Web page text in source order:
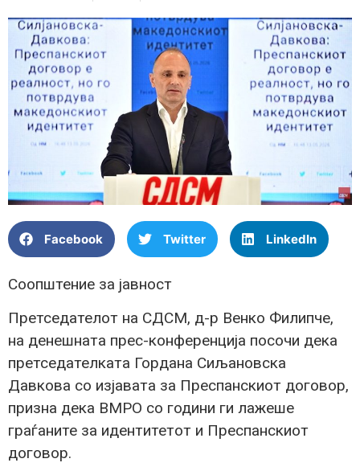
Facebook Twitter LinkedIn
Соопштение за јавност
Претседателот на СДСМ, д-р Венко Филипче,
на денешната прес-конференција посочи дека
претседателката Гордана Сиљановска
Давкова со изјавата за Преспанскиот договор,
призна дека ВМРО со години ги лажеше
граѓаните за идентитетот и Преспанскиот
договор.